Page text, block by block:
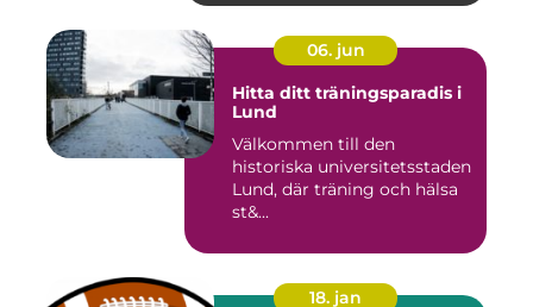
06. jun
Hitta ditt träningsparadis i
Lund
Välkommen till den
historiska universitetsstaden
Lund, där träning och hälsa
st&...
18. jan